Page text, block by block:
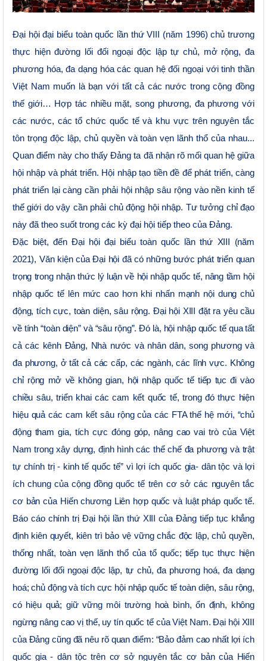
Đại hội đại biểu toàn quốc lần thứ VIII (năm 1996) chủ trương
thực hiện đường lối đối ngoại độc lập tự chủ, mở rộng, đa
phương hóa, đa dạng hóa các quan hệ đối ngoại với tinh thần
Việt Nam muốn là bạn với tất cả các nước trong cộng đồng
thế giới… Hợp tác nhiều mặt, song phương, đa phương với
các nước, các tổ chức quốc tế và khu vực trên nguyên tắc
tôn trọng độc lập, chủ quyền và toàn vẹn lãnh thổ của nhau...
Quan điểm này cho thấy Đảng ta đã nhận rõ mối quan hệ giữa
hội nhập và phát triển. Hội nhập tạo tiền đề để phát triển, càng
phát triển lại càng cần phải hội nhập sâu rộng vào nền kinh tế
thế giới do vậy cần phải chủ động hội nhập. Tư tưởng chỉ đạo
này đã theo suốt trong các kỳ đại hội tiếp theo của Đảng.
Đặc biệt, đến Đại hội đại biểu toàn quốc lần thứ XIII (năm
2021), Văn kiện của Đại hội đã có những bước phát triển quan
trọng trong nhận thức lý luận về hội nhập quốc tế, nâng tầm hội
nhập quốc tế lên mức cao hơn khi nhấn mạnh nội dung chủ
động, tích cực, toàn diện, sâu rộng. Đại hội XIII đặt ra yêu cầu
về tính “toàn diện” và “sâu rộng”. Đó là, hội nhập quốc tế qua tất
cả các kênh Đảng, Nhà nước và nhân dân, song phương và
đa phương, ở tất cả các cấp, các ngành, các lĩnh vực. Không
chỉ rộng mở về không gian, hội nhập quốc tế tiếp tục đi vào
chiều sâu, triển khai các cam kết quốc tế, trong đó thực hiện
hiệu quả các cam kết sâu rộng của các FTA thế hệ mới, “chủ
động tham gia, tích cực đóng góp, nâng cao vai trò của Việt
Nam trong xây dựng, định hình các thể chế đa phương và trật
tự chính trị - kinh tế quốc tế” vì lợi ích quốc gia- dân tộc và lợi
ích chung của cộng đồng quốc tế trên cơ sở các nguyên tắc
cơ bản của Hiến chương Liên hợp quốc và luật pháp quốc tế.
Báo cáo chính trị Đại hội lần thứ XIII của Đảng tiếp tục khẳng
định kiên quyết, kiên trì bảo vệ vững chắc độc lập, chủ quyền,
thống nhất, toàn vẹn lãnh thổ của tổ quốc; tiếp tục thực hiện
đường lối đối ngoại độc lập, tự chủ, đa phương hoá, đa dạng
hoá; chủ động và tích cực hội nhập quốc tế toàn diện, sâu rộng,
có hiệu quả; giữ vững môi trường hoà bình, ổn định, không
ngừng nâng cao vị thế, uy tín quốc tế của Việt Nam. Đại hội XIII
của Đảng cũng đã nêu rõ quan điểm: “Bảo đảm cao nhất lợi ích
quốc gia - dân tộc trên cơ sở nguyên tắc cơ bản của Hiến